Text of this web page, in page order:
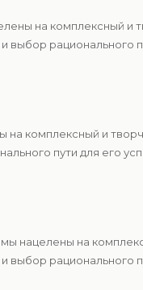
на комплексный и
выбор рационального
комплексный и
пути для его
нацелены на
выбор рационального